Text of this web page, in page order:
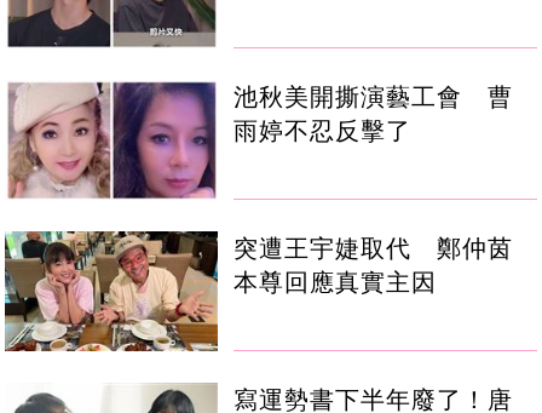
池秋美開撕演藝工會 曹
雨婷不忍反擊了
突遭王宇婕取代 鄭仲茵
本尊回應真實主因
寫運勢書下半年廢了！唐